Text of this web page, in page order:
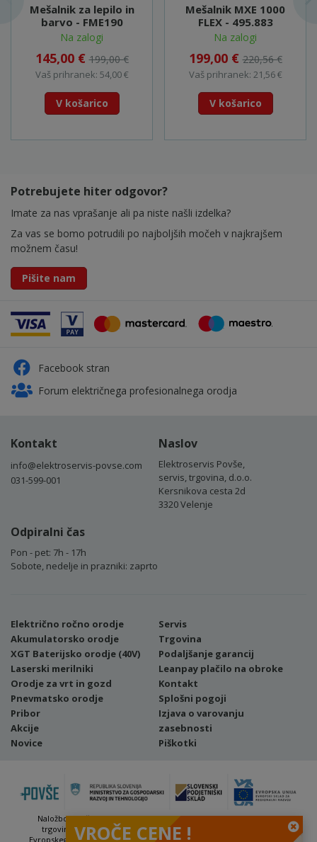
Mešalnik za lepilo in
barvo - FME190
Na zalogi
145,00 €199,00 €
Vaš prihranek: 54,00 €
V košarico
Mešalnik MXE 1000
FLEX - 495.883
Na zalogi
199,00 €220,56 €
Vaš prihranek: 21,56 €
V košarico
Potrebujete hiter odgovor?
Imate za nas vprašanje ali pa niste našli izdelka?
Za vas se bomo potrudili po najboljših močeh v najkrajšem
možnem času!
Pišite nam
Facebook stran
Forum električnega profesionalnega orodja
Kontakt
info@elektroservis-povse.com
031-599-001
Naslov
Elektroservis Povše,
servis, trgovina, d.o.o.
Kersnikova cesta 2d
3320 Velenje
Odpiralni čas
Pon - pet: 7h - 17h
Sobote, nedelje in prazniki: zaprto
Električno ročno orodje
Akumulatorsko orodje
XGT Baterijsko orodje (40V)
Laserski merilniki
Orodje za vrt in gozd
Pnevmatsko orodje
Pribor
Akcije
Novice
Servis
Trgovina
Podaljšanje garancij
Leanpay plačilo na obroke
Kontakt
Splošni pogoji
Izjava o varovanju
zasebnosti
Piškotki
Naložbo (Vavčer za digitalni marketing - spletna stran ter spletna
trgovina) sofinancirata Republika Slovenija in Evropska unija iz
Evropskega sklada za regionalni razvoj. Sofinanciranje se je pridobilo
VROČE CENE !